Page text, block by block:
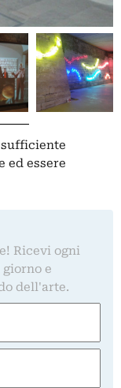
sufficiente
ed essere
Ricevi ogni
e
dell'arte.